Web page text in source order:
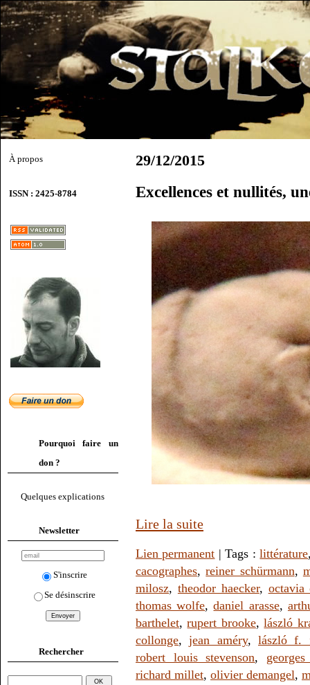
À propos
ISSN : 2425-8784
Pourquoi faire un
don ?
Quelques explications
Newsletter
S'inscrire
Se désinscrire
Rechercher
29/12/2015
Excellences et nullités,
Lire la suite
Lien permanent | Tags :littérature
cacographes,reiner schürmann,
milosz, theodor haecker, octavia
thomas wolfe,daniel arasse,
barthelet,rupert brooke,lászló
collonge,jean améry, lászló f.
robert louis stevenson,
richard millet, olivier demangel,